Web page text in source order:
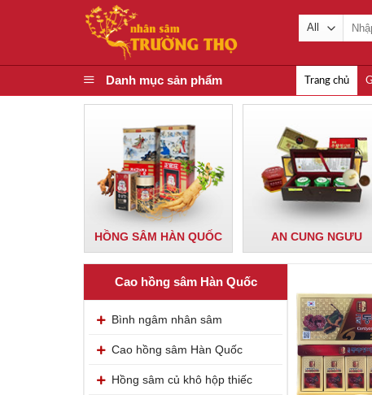
Tìm
kiếm:
Danh mục sản phẩm Trang chủ
HỒNG SÂM HÀN QUỐC AN CUNG NGƯU
Cao hồng sâm Hàn Quốc
Bình ngâm nhân sâm
Cao hồng sâm Hàn Quốc
Hồng sâm củ khô hộp thiếc